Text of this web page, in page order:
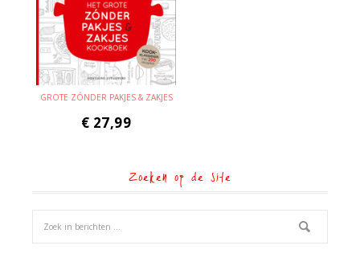
GROTE ZÓNDER PAKJES & ZAKJES
€ 27,99
Zoeken op de site